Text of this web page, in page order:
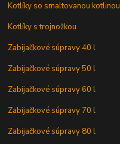
Kotlíky so smaltovanou kotlinou
Kotlíky s trojnožkou
Zabijačkové súpravy 40 l
Zabijačkové súpravy 50 l
Zabijačkové súpravy 60 l
Zabijačkové súpravy 70 l
Zabijačkové súpravy 80 l